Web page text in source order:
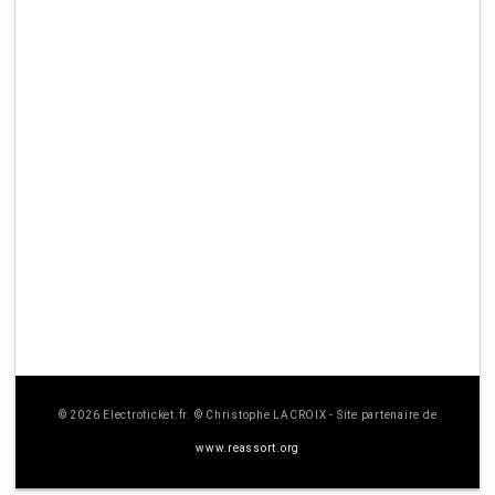
© 2026 Electroticket.fr. © Christophe LACROIX - Site partenaire de
www.reassort.org